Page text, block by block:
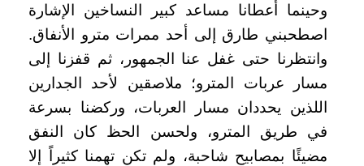
وحينما أعطانا مساعد كبير النساخين الإشارة
اصطحبني طارق إلى أحد ممرات مترو الأنفاق.
وانتظرنا حتى غفل عنا الجمهور، ثم قفزنا إلى
مسار عربات المترو؛ ملاصقين لأحد الجدارين
اللذين يحددان مسار العربات، وركضنا بسرعة
في طريق المترو، ولحسن الحظ كان النفق
مضيئًا بمصابيح شاحبة، ولم تكن تهمنا كثيراً إلا